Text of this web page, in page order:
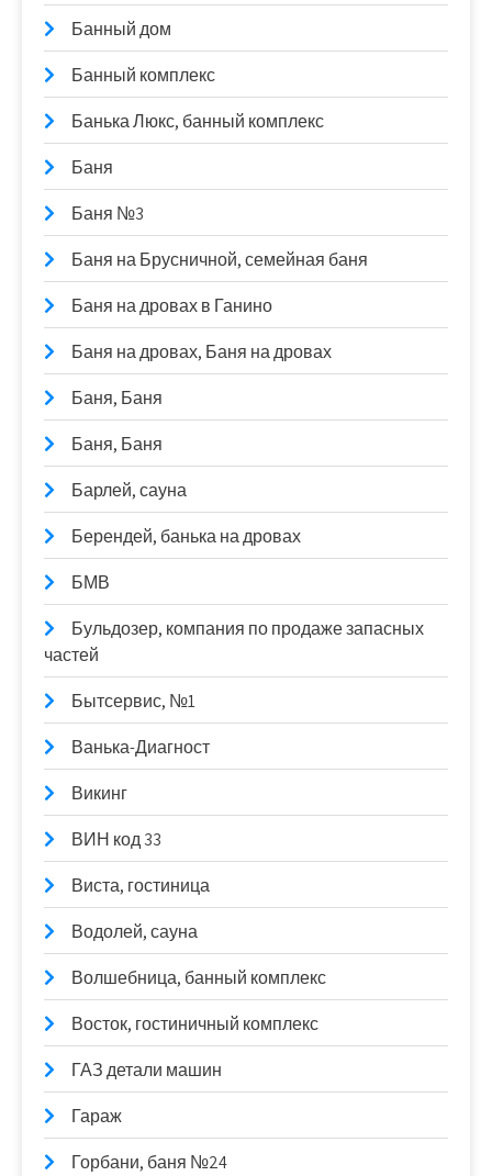
Банный дом
Банный комплекс
Банька Люкс, банный комплекс
Баня
Баня №3
Баня на Брусничной, семейная баня
Баня на дровах в Ганино
Баня на дровах, Баня на дровах
Баня, Баня
Баня, Баня
Барлей, сауна
Берендей, банька на дровах
БМВ
Бульдозер, компания по продаже запасных
частей
Бытсервис, №1
Ванька-Диагност
Викинг
ВИН код 33
Виста, гостиница
Водолей, сауна
Волшебница, банный комплекс
Восток, гостиничный комплекс
ГАЗ детали машин
Гараж
Горбани, баня №24